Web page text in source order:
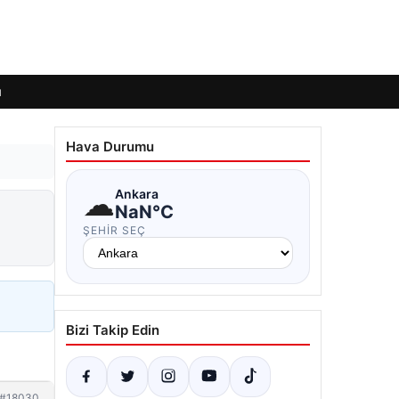
Hava Durumu
☁Ankara
NaN°C
ŞEHIR SEÇ
Bizi Takip Edin